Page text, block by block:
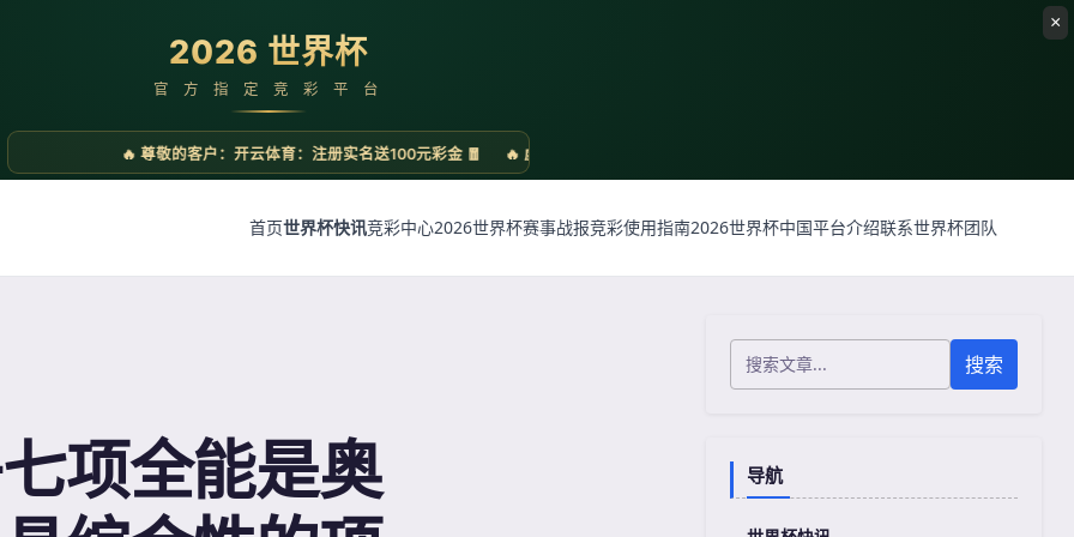
首页世界杯快讯竞彩中心2026世界杯赛事战报竞彩使用指南2026世界杯中国平台介绍联系世界杯团队
项全能是奥
搜索
导航